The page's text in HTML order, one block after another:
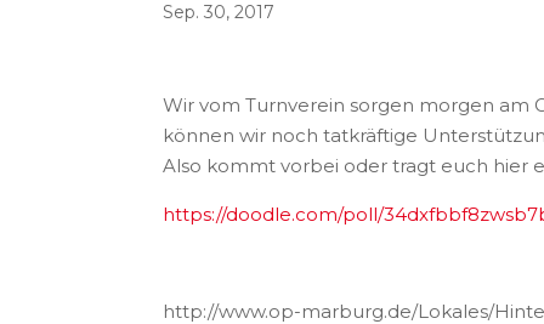
Sep. 30, 2017
Wir vom Turnverein sorgen morgen am
können wir noch tatkräftige
Also kommt vorbei oder tragt euch hier
https://doodle.com/poll/
http://www.op-marburg.de/Lokales/